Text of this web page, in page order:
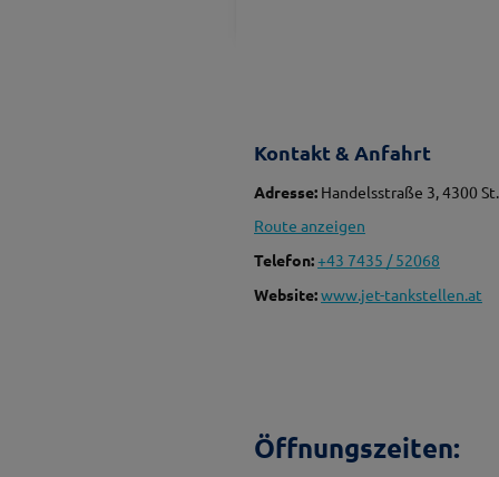
Kontakt & Anfahrt
Adresse: Handelsstraße 3, 4300
Route anzeigen
Telefon:+43 7435 / 52068
Website:www.jet-tankstellen.at
Öffnungszeiten: